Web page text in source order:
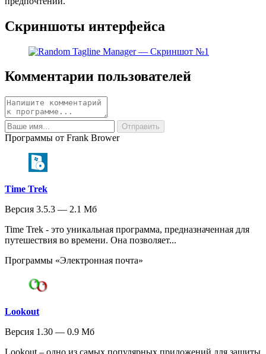
Скриншоты интерфейса
Комментарии пользователей
Программы от Frank Brower
Time Trek
Версия 3.5.3 — 2.1 Мб
Time Trek - это уникальная программа, предназначенная для
путешествия во времени. Она позволяет...
Программы «Электронная почта»
Lookout
Версия 1.30 — 0.9 Мб